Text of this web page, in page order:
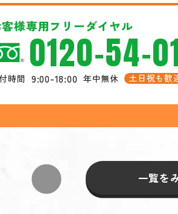
客様専用フリーダイヤル
0120-54-
時間 9:00-18:00 年中無休 土日祝も歓
一覧を